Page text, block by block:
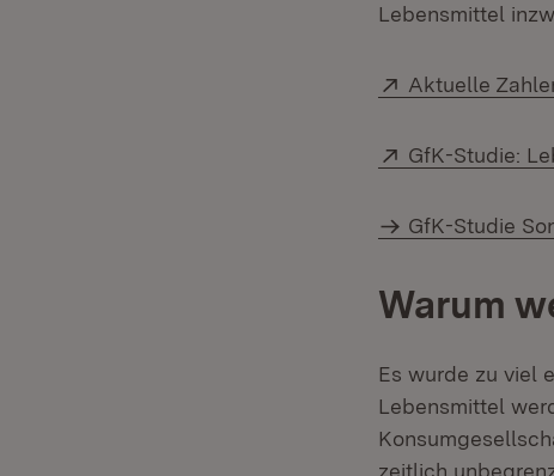
Lebensmittel
Extern:
Aktuelle
Extern:
GfK-Studie:
GfK-Studie
Warum
Es wurde zu viel
Lebensmittel
zeitlich